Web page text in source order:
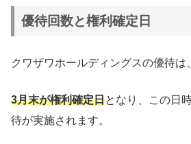
優待回数と権利確定日
クワザワホールディングスの優待は、
3月末が権利確定日となり、この日
待が実施されます。